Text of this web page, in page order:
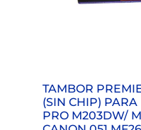
TAMBOR
(SIN CHIP)
PRO M203DW/